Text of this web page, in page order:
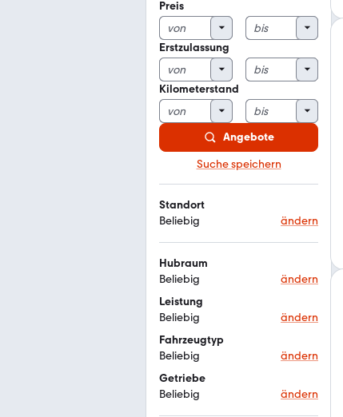
Preis
Erstzulassung
Kilometerstand
Angebote
Suche speichern
Standort
Beliebig
ändern
Hubraum
Beliebig
ändern
Leistung
Beliebig
ändern
Fahrzeugtyp
Beliebig
ändern
Getriebe
Beliebig
ändern